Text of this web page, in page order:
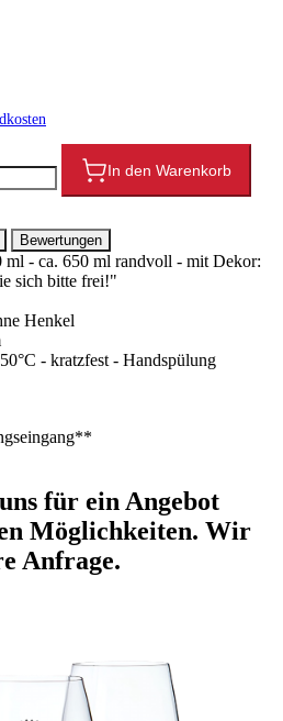
In den Warenkorb
Bewertungen
- ca. 650 ml randvoll - mit Dekor:
sich bitte frei!"
Henkel
- kratzfest - Handspülung
für ein Angebot
Möglichkeiten. Wir
Anfrage.